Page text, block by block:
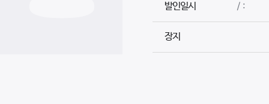
발인일시 / :
장지